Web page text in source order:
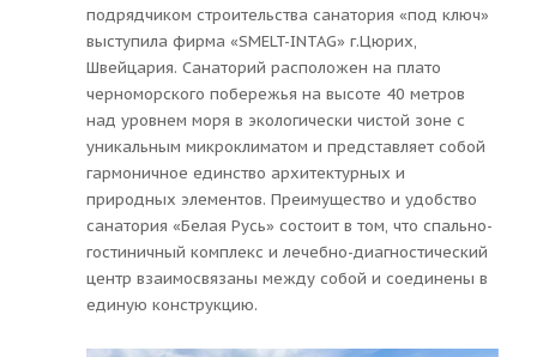
подрядчиком строительства санатория «под ключ»
выступила фирма «SMELT-INTAG» г.Цюрих,
Швейцария. Санаторий расположен на плато
черноморского побережья на высоте 40 метров
над уровнем моря в экологически чистой зоне с
уникальным микроклиматом и представляет собой
гармоничное единство архитектурных и
природных элементов. Преимущество и удобство
санатория «Белая Русь» состоит в том, что спально-
гостиничный комплекс и лечебно-диагностический
центр взаимосвязаны между собой и соединены в
единую конструкцию.